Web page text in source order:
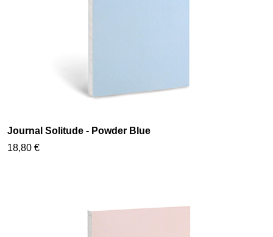
Journal Solitude - Powder Blue
18,80 €